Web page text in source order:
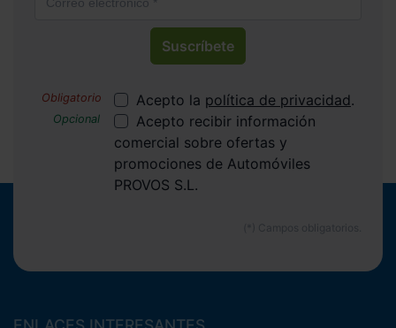
Suscríbete
Acepto la política de privacidad.
Acepto recibir información
comercial sobre ofertas y
promociones de Automóviles
PROVOS S.L.